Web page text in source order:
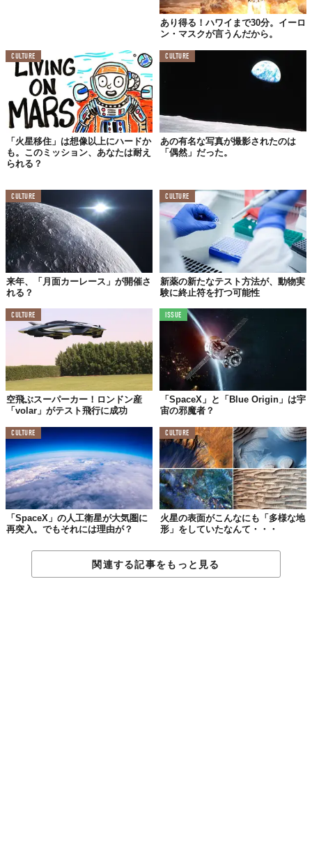
あり得る！ハワイまで30分。イーロ
ン・マスクが言うんだから。
CULTURE
「火星移住」は想像以上にハードか
も。このミッション、あなたは耐え
られる？
CULTURE
あの有名な写真が撮影されたのは
「偶然」だった。
CULTURE
来年、「月面カーレース」が開催さ
れる？
CULTURE
新薬の新たなテスト方法が、動物実
験に終止符を打つ可能性
CULTURE
空飛ぶスーパーカー！ロンドン産
「volar」がテスト飛行に成功
ISSUE
「SpaceX」と「Blue Origin」は宇
宙の邪魔者？
CULTURE
「SpaceX」の人工衛星が大気圏に
再突入。でもそれには理由が？
CULTURE
火星の表面がこんなにも「多様な地
形」をしていたなんて・・・
関連する記事をもっと見る